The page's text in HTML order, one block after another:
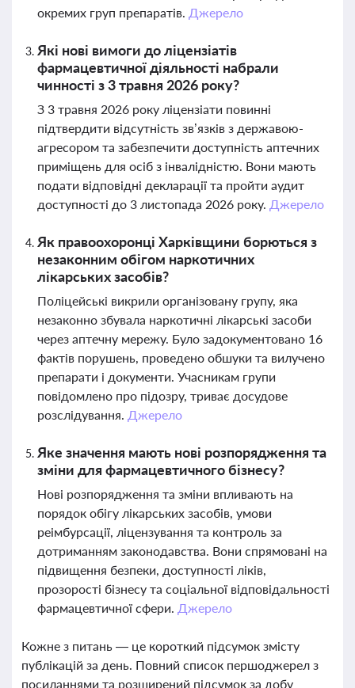
окремих груп препаратів. Джерело
Які нові вимоги до ліцензіатів
фармацевтичної діяльності набрали
чинності з 3 травня 2026 року?
З 3 травня 2026 року ліцензіати повинні
підтвердити відсутність зв’язків з державою-
агресором та забезпечити доступність аптечних
приміщень для осіб з інвалідністю. Вони мають
подати відповідні декларації та пройти аудит
доступності до 3 листопада 2026 року. Джерело
Як правоохоронці Харківщини борються з
незаконним обігом наркотичних
лікарських засобів?
Поліцейські викрили організовану групу, яка
незаконно збувала наркотичні лікарські засоби
через аптечну мережу. Було задокументовано 16
фактів порушень, проведено обшуки та вилучено
препарати і документи. Учасникам групи
повідомлено про підозру, триває досудове
розслідування. Джерело
Яке значення мають нові розпорядження та
зміни для фармацевтичного бізнесу?
Нові розпорядження та зміни впливають на
порядок обігу лікарських засобів, умови
реімбурсації, ліцензування та контроль за
дотриманням законодавства. Вони спрямовані на
підвищення безпеки, доступності ліків,
прозорості бізнесу та соціальної відповідальності
фармацевтичної сфери. Джерело
Кожне з питань — це короткий підсумок змісту
публікацій за день. Повний список першоджерел з
посиланнями та розширений підсумок за добу